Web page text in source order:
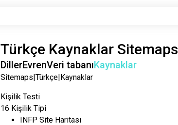
Türkçe Kaynaklar Sitemaps
DillerEvrenVeri tabanıKaynaklar
Sitemaps|Türkçe|Kaynaklar
Kişilik Testi
16 Kişilik Tipi
INFP Site Haritası